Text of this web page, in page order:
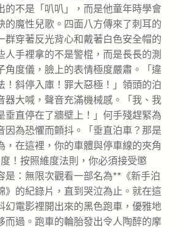
的不是「叭叭」，而是他童年時學會
的魔性兒歌。四面八方傳來了刺耳的
群穿著反光背心和戴著白色安全帽的
人手裡拿的不是警棍，而是長長的測
角度儀，臉上的表情極度嚴肅。「違
！斜停入庫！罪大惡極！」領頭的泊
器大喊，聲音充滿機械感。「我、我
垂直停在了牆壁上！」何手殘趕緊為
因為恐懼而顫抖。「垂直泊車？那是
，在這裡，你的車體與停車線的夾角
！按照維度法則，你必須接受懲
是：無限次觀看一部名為**《新手泊
》的紀錄片，直到哭泣為止。就在這
幻電影裡開出來的黑色跑車，優雅地
而過。跑車的輪胎發出令人陶醉的摩